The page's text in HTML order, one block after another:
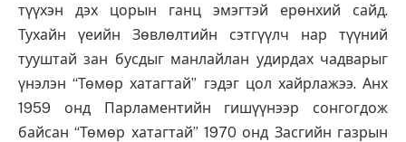
түүхэн дэх цорын ганц эмэгтэй ерөнхий сайд.
Тухайн үеийн Зөвлөлтийн сэтгүүлч нар түүний
тууштай зан бусдыг манлайлан удирдах чадварыг
үнэлэн “Төмөр хатагтай” гэдэг цол хайрлажээ. Анх
1959 онд Парламентийн гишүүнээр сонгогдож
байсан “Төмөр хатагтай” 1970 онд Засгийн газрын